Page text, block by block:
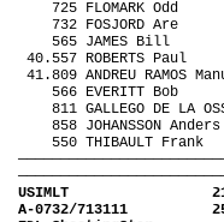
725 FLOMARK Odd
732 FOSJORD Are
565 JAMES Bill
40.557 ROBERTS Paul
41.809 ANDREU RAMOS
566 EVERITT Bob
811 GALLEGO DE LA
858 JOHANSSON Anders
550 THIBAULT Frank
USIMLT
A-0732/713111